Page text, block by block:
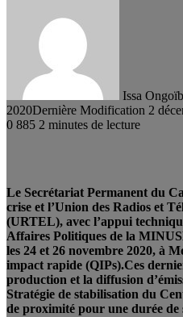
Issa
2020Dernière Modification 2
0 885 2 minutes de lecture
Le Secrétariat Permanent du
crise et l’Union des Radios et
(URTEL), avec l’appui
Affaires Politiques de la
les 24 et 26 novembre 2020, à
impact rapide (QIPs).Ces
production et la diffusion
Stratégie de stabilisation du
de proximité pour une durée de